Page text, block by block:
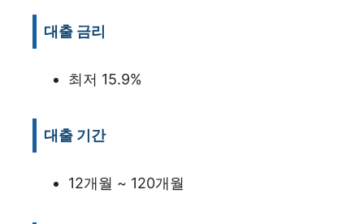
대출 금리
최저 15.9%
대출 기간
12개월 ~ 120개월